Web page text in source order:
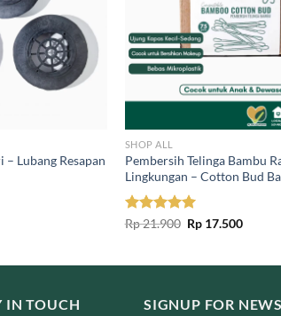
Lubang Resapan
SHOP ALL
Pembersih Telinga Bambu
Lingkungan – Cotton Bud
Rated5.00
Rp21.900 Original
price
Rp17.500Current
IN TOUCH SIGNUP FOR